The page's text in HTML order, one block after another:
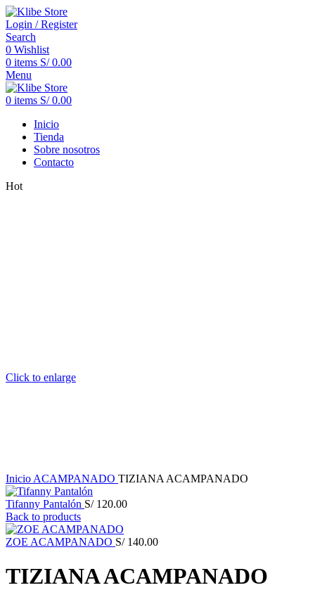
Login / Register
Search
0 Wishlist
0 items S/0.00
Menu
0 items S/0.00
Inicio
Tienda
Sobre nosotros
Contacto
Hot
Click to enlarge
Inicio ACAMPANADO TIZIANA ACAMPANADO
Tifanny Pantalón S/120.00
Back to products
ZOE ACAMPANADO S/140.00
TIZIANA ACAMPANADO